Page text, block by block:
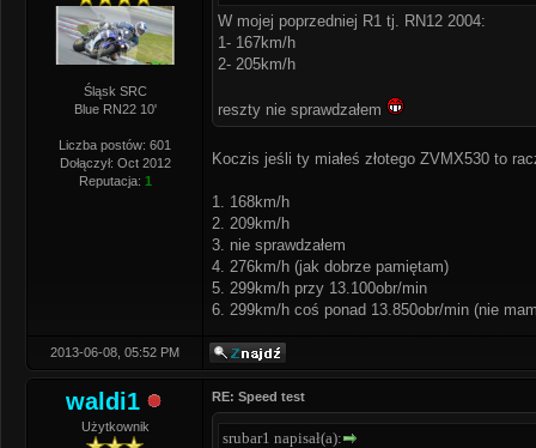
Śląsk SRC
Blue RN22 10'
Liczba postów: 601
Dołączył: Oct 2012
Reputacja: 1
W mojej poprzedniej R1 tj. RN12 2004:
1- 167km/h
2- 205km/h
reszty nie sprawdzałem
Koczis jeśli ty miałeś złotego ZVMX530 to
1. 168km/h
2. 209km/h
3. nie sprawdzałem
4. 276km/h (jak dobrze pamiętam)
5. 299km/h przy 13.100obr/min
6. 299km/h coś ponad 13.850obr/min (nie
2013-06-08, 05:52 PM
waldi1
Użytkownik
RE: Speed test
srubar1 napisał(a):